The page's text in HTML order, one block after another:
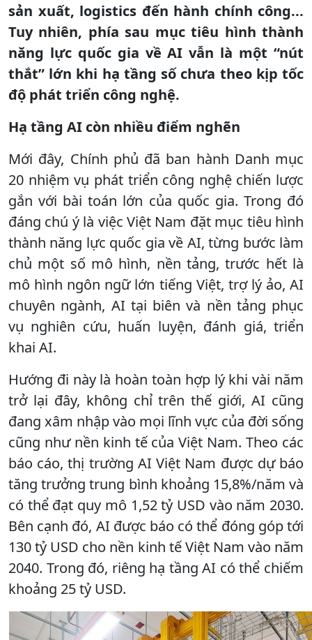
sản xuất, logistics đến hành chính công...
Tuy nhiên, phía sau mục tiêu hình thành
năng lực quốc gia về AI vẫn là một “nút
thắt” lớn khi hạ tầng số chưa theo kịp tốc
độ phát triển công nghệ.
Hạ tầng AI còn nhiều điểm nghẽn
Mới đây, Chính phủ đã ban hành Danh mục
20 nhiệm vụ phát triển công nghệ chiến lược
gắn với bài toán lớn của quốc gia. Trong đó
đáng chú ý là việc Việt Nam đặt mục tiêu hình
thành năng lực quốc gia về AI, từng bước làm
chủ một số mô hình, nền tảng, trước hết là
mô hình ngôn ngữ lớn tiếng Việt, trợ lý ảo, AI
chuyên ngành, AI tại biên và nền tảng phục
vụ nghiên cứu, huấn luyện, đánh giá, triển
khai AI.
Hướng đi này là hoàn toàn hợp lý khi vài năm
trở lại đây, không chỉ trên thế giới, AI cũng
đang xâm nhập vào mọi lĩnh vực của đời sống
cũng như nền kinh tế của Việt Nam. Theo các
báo cáo, thị trường AI Việt Nam được dự báo
tăng trưởng trung bình khoảng 15,8%/năm và
có thể đạt quy mô 1,52 tỷ USD vào năm 2030.
Bên cạnh đó, AI được báo có thể đóng góp tới
130 tỷ USD cho nền kinh tế Việt Nam vào năm
2040. Trong đó, riêng hạ tầng AI có thể chiếm
khoảng 25 tỷ USD.